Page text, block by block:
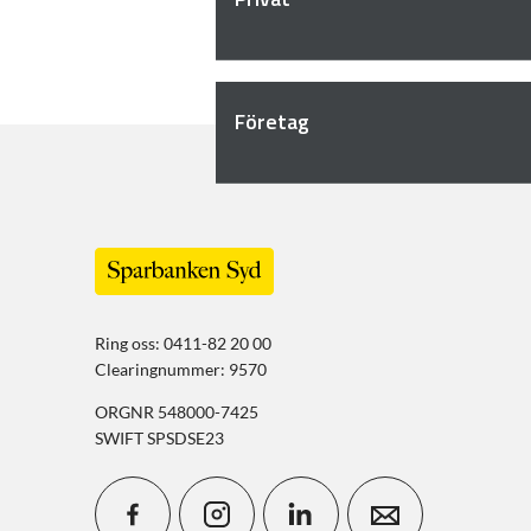
Företag
Ring oss: 0411-82 20 00
Clearingnummer: 9570
ORGNR 548000-7425
SWIFT SPSDSE23